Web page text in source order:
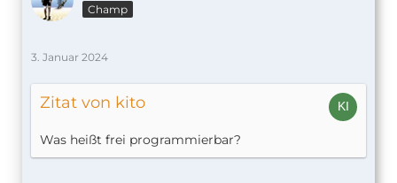
Champ
3. Januar 2024
Zitat von kito
Was heißt frei programmierbar?